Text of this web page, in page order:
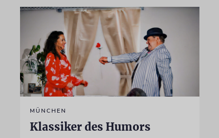
MÜNCHEN
Klassiker des Humors